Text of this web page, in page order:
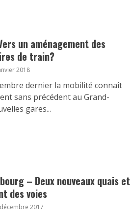
un aménagement des
de train?
2018
dernier la mobilité connaît
sans précédent au Grand-
gares...
– Deux nouveaux quais et
des voies
2017